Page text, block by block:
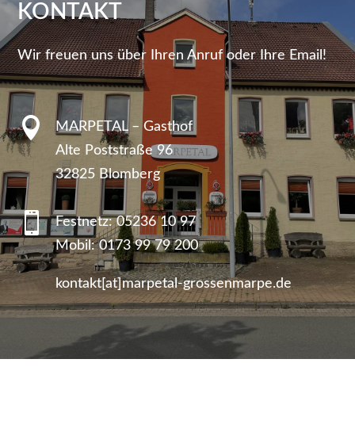
KONTAKT
Wir freuen uns über Ihren Anruf oder Ihre Email!

MARPETAL – Gasthof
Alte Poststraße 96
32825 Blomberg
 Festnetz:05236 10 97
Mobil:0173 99 79 200
kontakt[at]marpetal-grossenmarpe.de